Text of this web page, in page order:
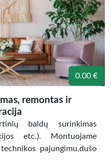
0.00 €
remontas ir
baldų surinkimas
etc.). Montuojame
pajungimu,dušo